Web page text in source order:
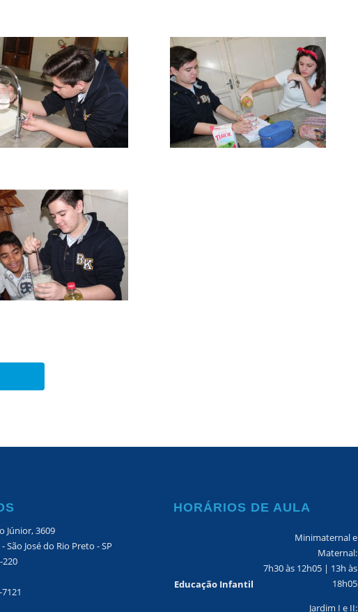
Júnior, 3609
São José do Rio Preto - SP
220
HORÁRIOS DE AULA
Educação Infantil
Minimaternal e
Maternal:
7h30 às 12h05 | 13h às
18h05
Jardim I e II: